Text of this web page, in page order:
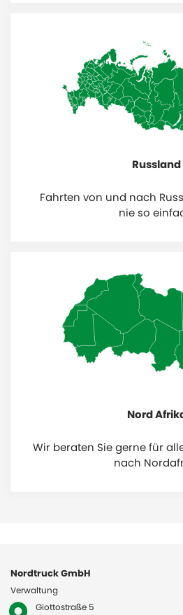
Russland
Fahrten von und nach
nie so
Nord
Wir beraten Sie gerne für
nach
Nordtruck GmbH
Verwaltung
Giottostraße 5